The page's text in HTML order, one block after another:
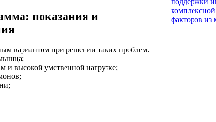
показания и
вариантом при решении таких проблем:
мышца;
и высокой умственной нагрузке;